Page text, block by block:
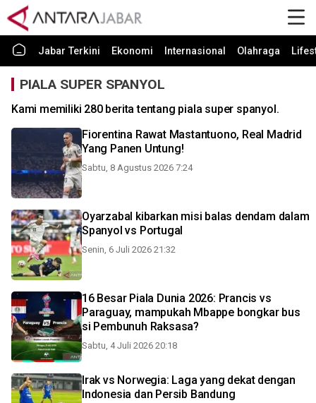
Jabar Terkini Ekonomi Internasional Olahraga
PIALA SUPER SPANYOL
Kami memiliki 280 berita tentang piala super spanyol.
Fiorentina Rawat Mastantuono, Real Madrid
Yang Panen Untung!
Sabtu, 8 Agustus 2026 7:24
Oyarzabal kibarkan misi balas dendam dalam
Spanyol vs Portugal
Senin, 6 Juli 2026 21:32
16 Besar Piala Dunia 2026: Prancis vs
Paraguay, mampukah Mbappe bongkar bus
si Pembunuh Raksasa?
Sabtu, 4 Juli 2026 20:18
Irak vs Norwegia: Laga yang dekat dengan
Indonesia dan Persib Bandung